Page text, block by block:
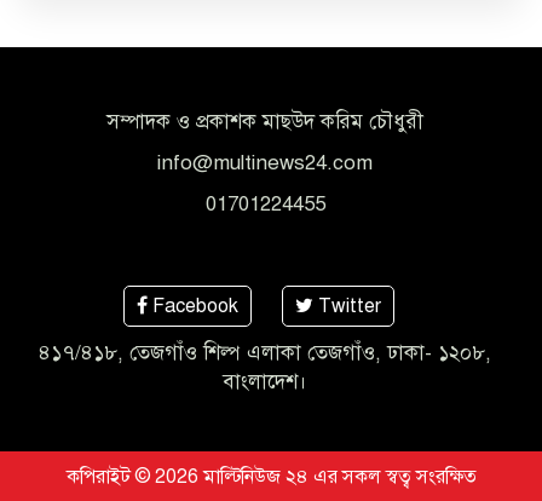
সম্পাদক ও প্রকাশক মাছউদ করিম চৌধুরী
info@multinews24.com
01701224455
Facebook Twitter
৪১৭/৪১৮, তেজগাঁও শিল্প এলাকা তেজগাঁও, ঢাকা- ১২০৮,
বাংলাদেশ।
কপিরাইট © 2026 মাল্টিনিউজ ২৪ এর সকল স্বত্ব সংরক্ষিত